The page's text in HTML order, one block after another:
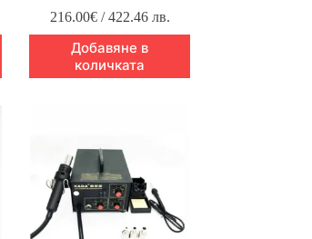
216.00€/ 422.46 лв.
Добавяне в
количката